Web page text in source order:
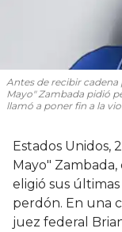
Antes de recibir cadena
Mayo" Zambada pidió
llamó a poner fin a la
Estados Unidos,
Mayo"
eligió sus
perdón. En una
juez federal